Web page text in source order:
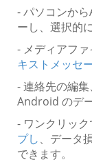
- パソコンか
ーし、選択的
- メディアファ
キストメッセ
- 連絡先の編集
Android のデ
- ワンクリック
プし、データ
できます。